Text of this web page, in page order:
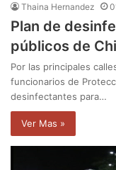
Thaina Hernandez
Plan de
públicos de
Por las principales
funcionarios de
desinfectantes para…
Ver Mas »